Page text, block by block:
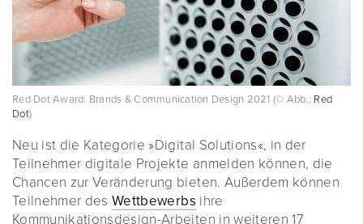
Red Dot Award: Brands & Communication Design 2021 (© Abb.: Red
Dot)
Neu ist die Kategorie »Digital Solutions«, in der
Teilnehmer digitale Projekte anmelden können, die
Chancen zur Veränderung bieten. Außerdem können
Teilnehmer desWettbewerbs ihre
Kommunikationsdesign-Arbeiten in weiteren 17